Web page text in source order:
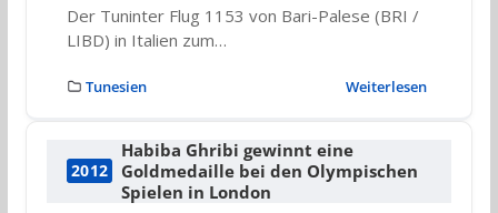
Der Tuninter Flug 1153 von Bari-Palese (BRI /
LIBD) in Italien zum…
Tunesien Weiterlesen
2012
Habiba Ghribi gewinnt eine
Goldmedaille bei den Olympischen
Spielen in London